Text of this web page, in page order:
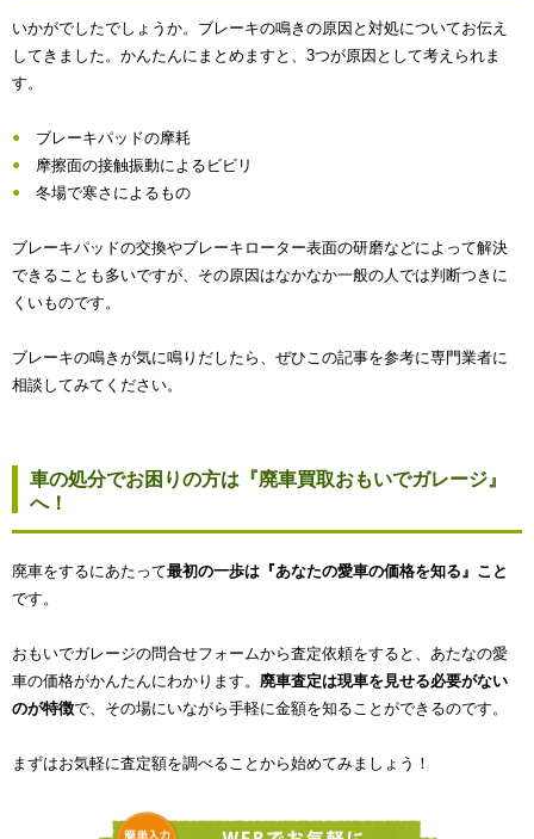
いかがでしたでしょうか。ブレーキの鳴きの原因と対処についてお伝え
してきました。かんたんにまとめますと、3つが原因として考えられま
す。
ブレーキパッドの摩耗
摩擦面の接触振動によるビビリ
冬場で寒さによるもの
ブレーキパッドの交換やブレーキローター表面の研磨などによって解決
できることも多いですが、その原因はなかなか一般の人では判断つきに
くいものです。
ブレーキの鳴きが気に鳴りだしたら、ぜひこの記事を参考に専門業者に
相談してみてください。
車の処分でお困りの方は『廃車買取おもいでガレージ』
へ！
廃車をするにあたって最初の一歩は『あなたの愛車の価格を知る』こと
です。
おもいでガレージの問合せフォームから査定依頼をすると、あたなの愛
車の価格がかんたんにわかります。 廃車査定は現車を見せる必要がない
のが特徴で、その場にいながら手軽に金額を知ることができるのです。
まずはお気軽に査定額を調べることから始めてみましょう！